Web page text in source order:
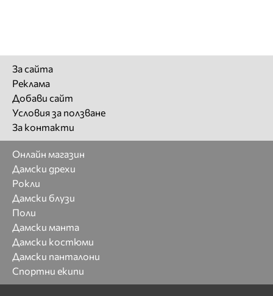
За сайта
Реклама
Добави сайт
Условия за ползване
За контакти
Онлайн магазин
Дамски дрехи
Рокли
Дамски блузи
Поли
Дамски манта
Дамски костюми
Дамски панталони
Спортни екипи